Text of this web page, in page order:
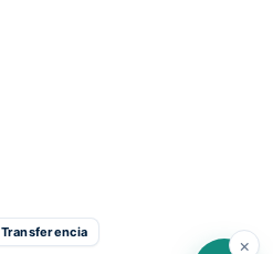
Transferencia
×